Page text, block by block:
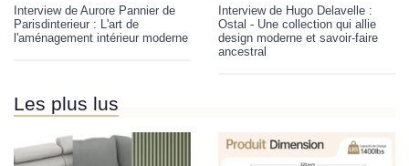
Interview de Aurore Pannier de
Parisdinterieur : L'art de
l'aménagement intérieur moderne
Interview de Hugo Delavelle :
Ostal - Une collection qui allie
design moderne et savoir-faire
ancestral
Les plus lus